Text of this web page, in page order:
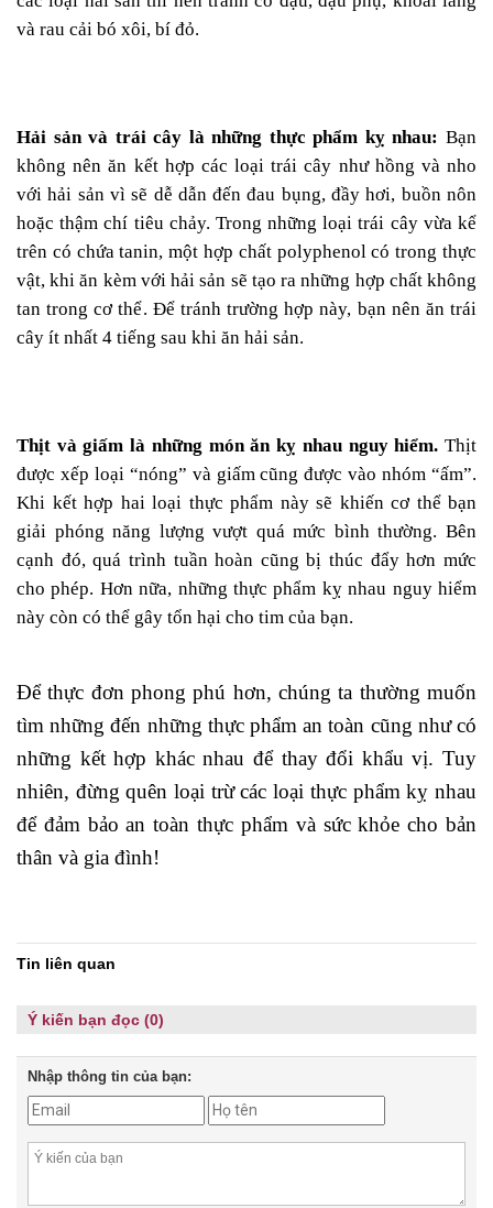
và rau cải bó xôi, bí đỏ.
Hải sản và trái cây là những thực phẩm kỵ nhau: Bạn
không nên ăn kết hợp các loại trái cây như hồng và nho
với hải sản vì sẽ dễ dẫn đến đau bụng, đầy hơi, buồn nôn
hoặc thậm chí tiêu chảy. Trong những loại trái cây vừa kể
trên có chứa tanin, một hợp chất polyphenol có trong thực
vật, khi ăn kèm với hải sản sẽ tạo ra những hợp chất không
tan trong cơ thể. Để tránh trường hợp này, bạn nên ăn trái
cây ít nhất 4 tiếng sau khi ăn hải sản.
Thịt và giấm là những món ăn kỵ nhau nguy hiểm. Thịt
được xếp loại “nóng” và giấm cũng được vào nhóm “ấm”.
Khi kết hợp hai loại thực phẩm này sẽ khiến cơ thể bạn
giải phóng năng lượng vượt quá mức bình thường. Bên
cạnh đó, quá trình tuần hoàn cũng bị thúc đẩy hơn mức
cho phép. Hơn nữa, những thực phẩm kỵ nhau nguy hiểm
này còn có thể gây tổn hại cho tim của bạn.
Để thực đơn phong phú hơn, chúng ta thường muốn
tìm những đến những thực phẩm an toàn cũng như có
những kết hợp khác nhau để thay đổi khẩu vị. Tuy
nhiên, đừng quên loại trừ các loại thực phẩm kỵ nhau
để đảm bảo an toàn thực phẩm và sức khỏe cho bản
thân và gia đình!
Tin liên quan
Ý kiến bạn đọc (0)
Nhập thông tin của bạn: